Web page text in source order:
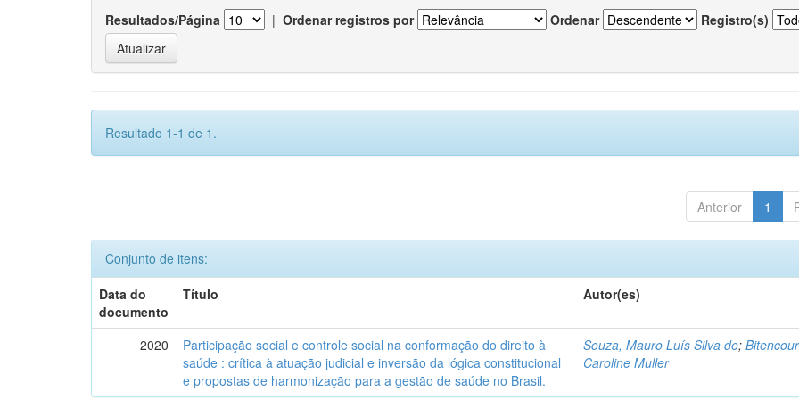
Resultados/Página | Ordenar registros por Ordenar Registro(s)
Resultado 1-1 de 1.
Anterior 1
Conjunto de itens:
Data do
documento
Título Autor(es)
2020
Participação social e controle social na conformação do direito à
saúde : crítica à atuação judicial e inversão da lógica constitucional
e propostas de harmonização para a gestão de saúde no Brasil.
Souza, Mauro Luís Silva de;
Caroline Muller